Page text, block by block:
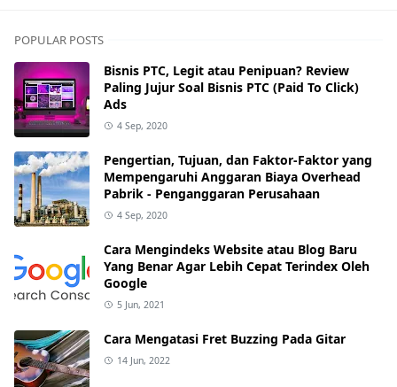
POPULAR POSTS
Bisnis PTC, Legit atau Penipuan? Review
Paling Jujur Soal Bisnis PTC (Paid To Click)
Ads
4 Sep, 2020
Pengertian, Tujuan, dan Faktor-Faktor yang
Mempengaruhi Anggaran Biaya Overhead
Pabrik - Penganggaran Perusahaan
4 Sep, 2020
Cara Mengindeks Website atau Blog Baru
Yang Benar Agar Lebih Cepat Terindex Oleh
Google
5 Jun, 2021
Cara Mengatasi Fret Buzzing Pada Gitar
14 Jun, 2022